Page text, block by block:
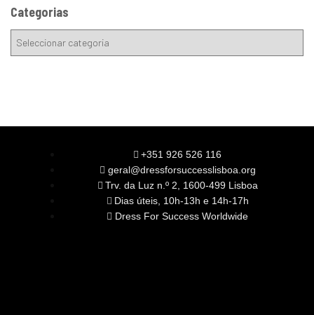
Categorias
+351 926 526 116
geral@dressforsuccesslisboa.org
Trv. da Luz n.º 2, 1600-499 Lisboa
Dias úteis, 10h-13h e 14h-17h
Dress For Success Worldwide